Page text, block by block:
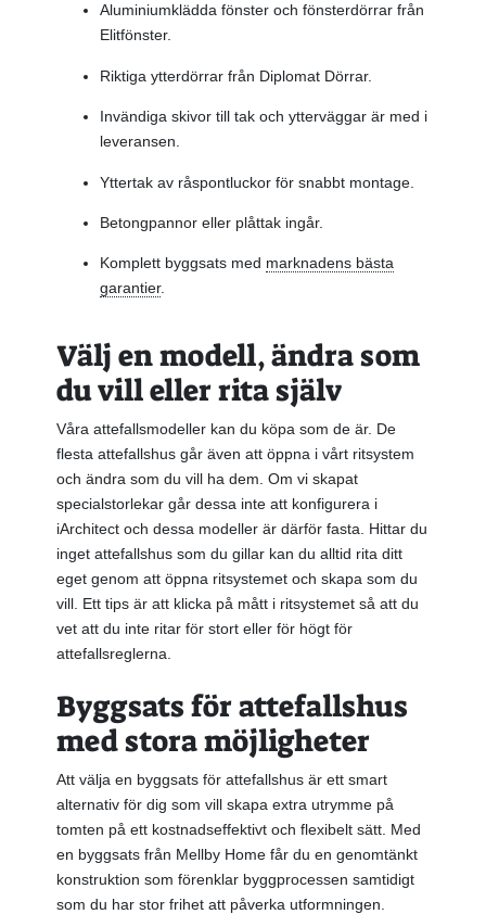
Aluminiumklädda fönster och fönsterdörrar från
Elitfönster.
Riktiga ytterdörrar från Diplomat Dörrar.
Invändiga skivor till tak och ytterväggar är med i
leveransen.
Yttertak av råspontluckor för snabbt montage.
Betongpannor eller plåttak ingår.
Komplett byggsats med marknadens bästa
garantier.
Välj en modell, ändra som
du vill eller rita själv
Våra attefallsmodeller kan du köpa som de är. De
flesta attefallshus går även att öppna i vårt ritsystem
och ändra som du vill ha dem. Om vi skapat
specialstorlekar går dessa inte att konfigurera i
iArchitect och dessa modeller är därför fasta. Hittar du
inget attefallshus som du gillar kan du alltid rita ditt
eget genom att öppna ritsystemet och skapa som du
vill. Ett tips är att klicka på mått i ritsystemet så att du
vet att du inte ritar för stort eller för högt för
attefallsreglerna.
Byggsats för attefallshus
med stora möjligheter
Att välja en byggsats för attefallshus är ett smart
alternativ för dig som vill skapa extra utrymme på
tomten på ett kostnadseffektivt och flexibelt sätt. Med
en byggsats från Mellby Home får du en genomtänkt
konstruktion som förenklar byggprocessen samtidigt
som du har stor frihet att påverka utformningen.